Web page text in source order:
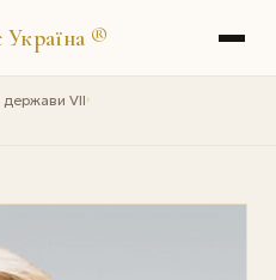
®
держави VII›